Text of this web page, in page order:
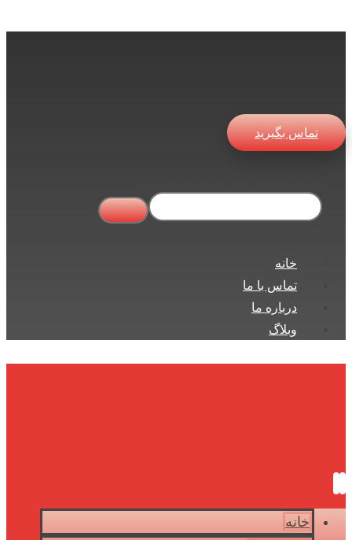
تماس بگیرید
خانه
تماس با ما
درباره ما
وبلاگ
خانه